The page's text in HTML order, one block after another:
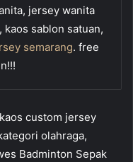
jersey wanita
sablon satuan,
semarang. free
custom jersey
olahraga,
Badminton Sepak